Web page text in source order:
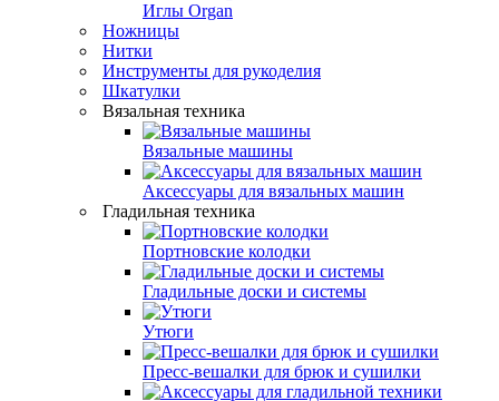
Иглы Organ
Ножницы
Нитки
Инструменты для рукоделия
Шкатулки
Вязальная техника
Вязальные машины
Аксессуары для вязальных машин
Гладильная техника
Портновские колодки
Гладильные доски и системы
Утюги
Пресс-вешалки для брюк и сушилки